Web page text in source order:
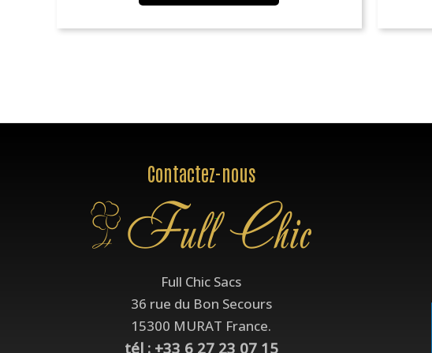
Contactez-nous
Full Chic Sacs
36 rue du Bon Secours
15300 MURAT France.
tél : +33 6 27 23 07 15